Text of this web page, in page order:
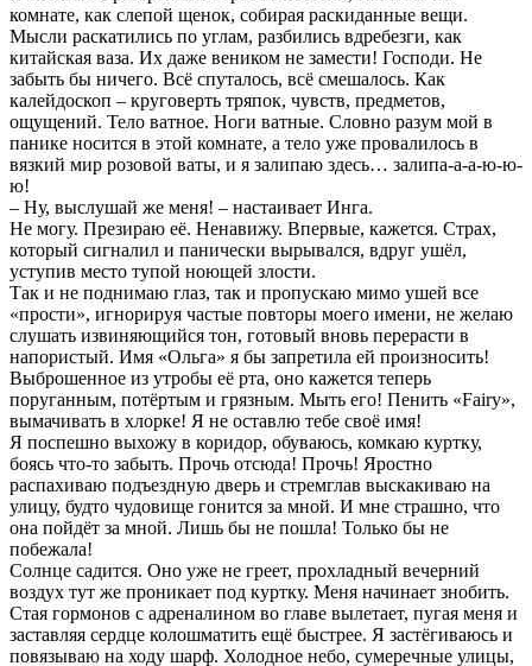
комнате, как слепой щенок, собирая раскиданные вещи.
Мысли раскатились по углам, разбились вдребезги, как
китайская ваза. Их даже веником не замести! Господи. Не
забыть бы ничего. Всё спуталось, всё смешалось. Как
калейдоскоп – круговерть тряпок, чувств, предметов,
ощущений. Тело ватное. Ноги ватные. Словно разум мой в
панике носится в этой комнате, а тело уже провалилось в
вязкий мир розовой ваты, и я залипаю здесь… залипа-а-а-ю-ю-
ю!
– Ну, выслушай же меня! – настаивает Инга.
Не могу. Презираю её. Ненавижу. Впервые, кажется. Страх,
который сигналил и панически вырывался, вдруг ушёл,
уступив место тупой ноющей злости.
Так и не поднимаю глаз, так и пропускаю мимо ушей все
«прости», игнорируя частые повторы моего имени, не желаю
слушать извиняющийся тон, готовый вновь перерасти в
напористый. Имя «Ольга» я бы запретила ей произносить!
Выброшенное из утробы её рта, оно кажется теперь
поруганным, потёртым и грязным. Мыть его! Пенить «Fairy»,
вымачивать в хлорке! Я не оставлю тебе своё имя!
Я поспешно выхожу в коридор, обуваюсь, комкаю куртку,
боясь что-то забыть. Прочь отсюда! Прочь! Яростно
распахиваю подъездную дверь и стремглав выскакиваю на
улицу, будто чудовище гонится за мной. И мне страшно, что
она пойдёт за мной. Лишь бы не пошла! Только бы не
побежала!
Солнце садится. Оно уже не греет, прохладный вечерний
воздух тут же проникает под куртку. Меня начинает знобить.
Стая гормонов с адреналином во главе вылетает, пугая меня и
заставляя сердце колошматить ещё быстрее. Я застёгиваюсь и
повязываю на ходу шарф. Холодное небо, сумеречные улицы,